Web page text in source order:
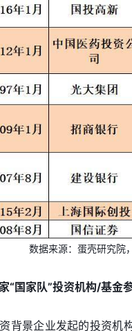
数据来源：蛋壳研究院
“国家队”投资机构/基金
背景企业发起的投资机